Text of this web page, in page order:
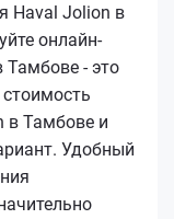
Haval Jolion в
онлайн-
- это
в Тамбове и
Удобный